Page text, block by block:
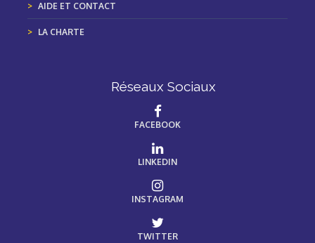
AIDE ET CONTACT
LA CHARTE
Réseaux Sociaux
FACEBOOK
LINKEDIN
INSTAGRAM
TWITTER